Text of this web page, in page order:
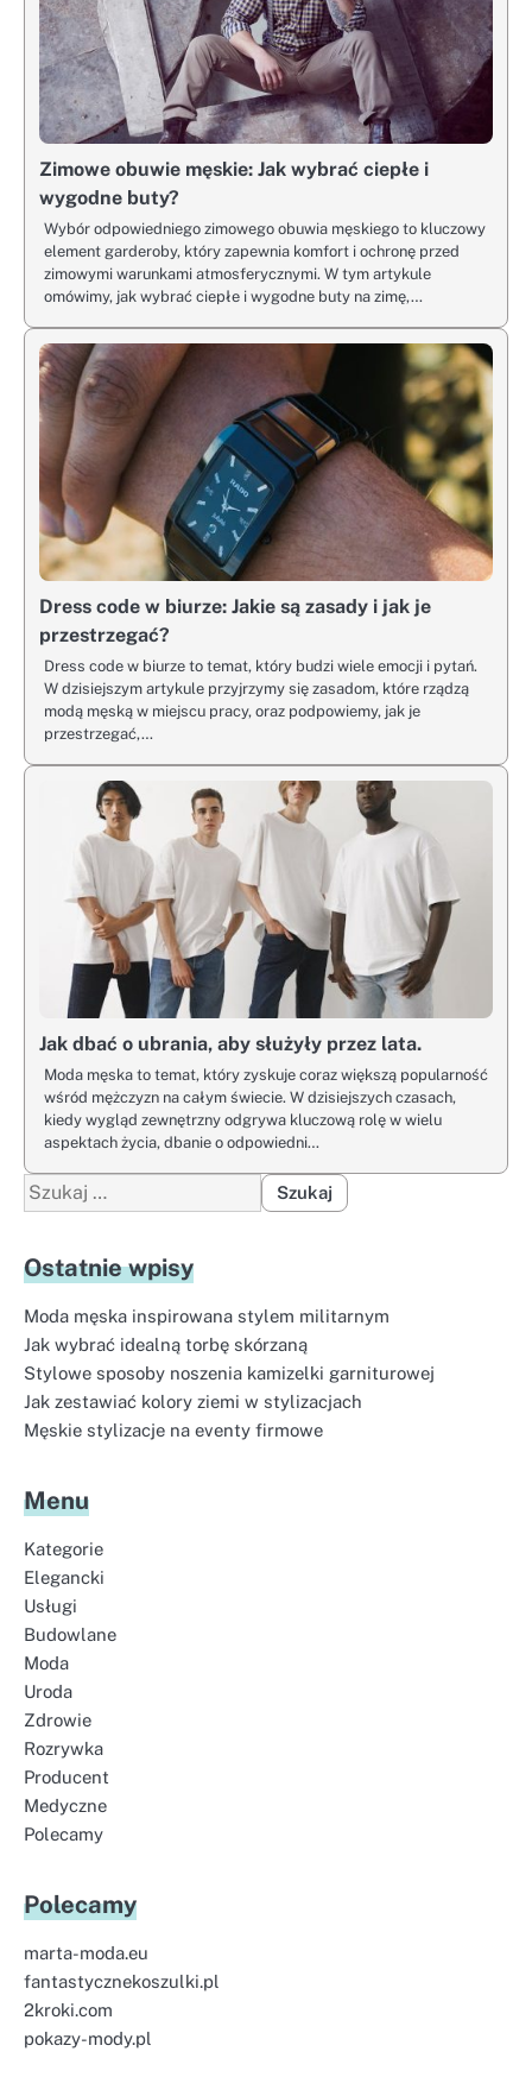
Zimowe obuwie męskie: Jak wybrać ciepłe i
wygodne buty?
Wybór odpowiedniego zimowego obuwia męskiego to kluczowy
element garderoby, który zapewnia komfort i ochronę przed
zimowymi warunkami atmosferycznymi. W tym artykule
omówimy, jak wybrać ciepłe i wygodne buty na zimę,…
Dress code w biurze: Jakie są zasady i jak je
przestrzegać?
Dress code w biurze to temat, który budzi wiele emocji i pytań.
W dzisiejszym artykule przyjrzymy się zasadom, które rządzą
modą męską w miejscu pracy, oraz podpowiemy, jak je
przestrzegać,…
Jak dbać o ubrania, aby służyły przez lata.
Moda męska to temat, który zyskuje coraz większą popularność
wśród mężczyzn na całym świecie. W dzisiejszych czasach,
kiedy wygląd zewnętrzny odgrywa kluczową rolę w wielu
aspektach życia, dbanie o odpowiedni…
Szukaj:
Ostatnie wpisy
Moda męska inspirowana stylem militarnym
Jak wybrać idealną torbę skórzaną
Stylowe sposoby noszenia kamizelki garniturowej
Jak zestawiać kolory ziemi w stylizacjach
Męskie stylizacje na eventy firmowe
Menu
Kategorie
Elegancki
Usługi
Budowlane
Moda
Uroda
Zdrowie
Rozrywka
Producent
Medyczne
Polecamy
Polecamy
marta-moda.eu
fantastycznekoszulki.pl
2kroki.com
pokazy-mody.pl